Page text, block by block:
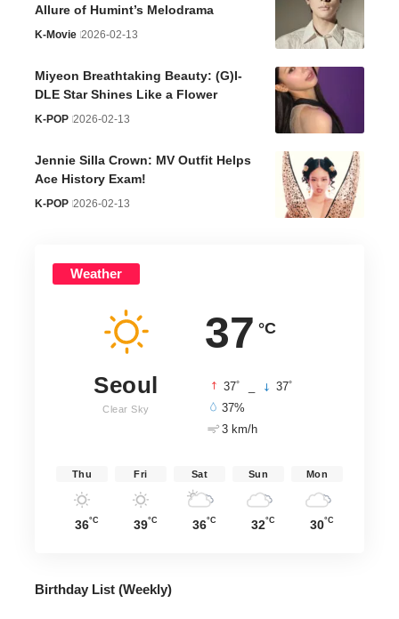
Allure of Humint’s Melodrama
K-Movie 2026-02-13
Miyeon Breathtaking Beauty: (G)I-
DLE Star Shines Like a Flower
K-POP 2026-02-13
Jennie Silla Crown: MV Outfit Helps
Ace History Exam!
K-POP 2026-02-13
Weather
37 °C
Seoul
Clear Sky
37° 37°
37%
3 km/h
Thu
36°C
Fri
39°C
Sat
36°C
Sun
32°C
Mon
30°C
Birthday List (Weekly)